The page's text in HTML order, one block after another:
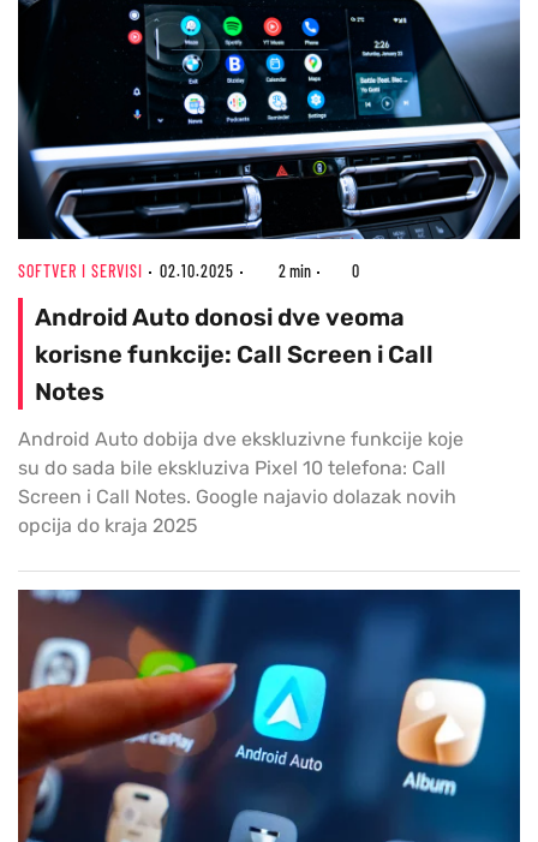
SOFTVER I SERVISI 02.10.2025 2 min 0
Android Auto donosi dve veoma
korisne funkcije: Call Screen i Call
Notes
Android Auto dobija dve ekskluzivne funkcije koje
su do sada bile ekskluziva Pixel 10 telefona: Call
Screen i Call Notes. Google najavio dolazak novih
opcija do kraja 2025